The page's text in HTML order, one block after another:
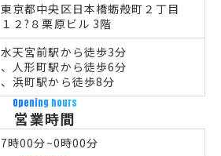
東京都中央区日本橋蛎殻町２丁目
１２?８栗原ビル 3階
水天宮前駅から徒歩3分
、人形町駅から徒歩6分
、浜町駅から徒歩8分
Opening hours
営業時間
7時00分~0時00分